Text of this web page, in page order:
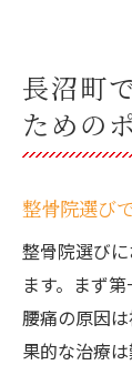
長沼町
ための
整骨院選び
整骨院選び
ます。まず
腰痛の原因
果的な治療